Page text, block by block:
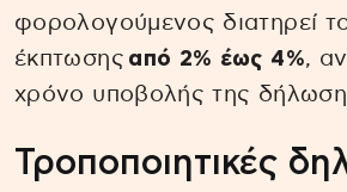
φορολογούμενος διατηρεί
έκπτωσης από 2% έως 4%,
χρόνο υποβολής της
Τροποποιητικές